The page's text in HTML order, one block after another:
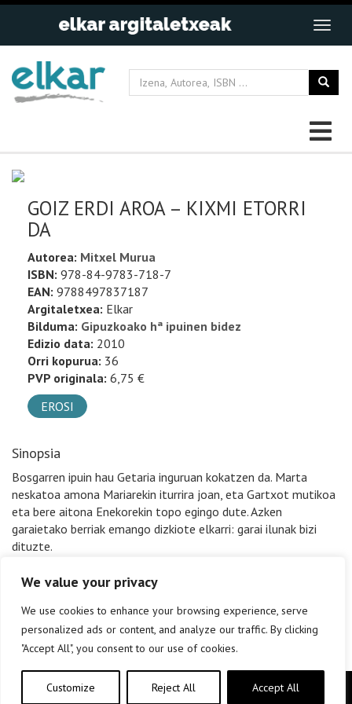
We value your privacy
We use cookies to enhance your browsing experience, serve
personalized ads or content, and analyze our traffic. By clicking
"Accept All", you consent to our use of cookies.
Customize Reject All Accept All
GOIZ ERDI AROA – KIXMI ETORRI
DA
Autorea: Mitxel Murua
ISBN: 978-84-9783-718-7
EAN: 9788497837187
Argitaletxea: Elkar
Bilduma: Gipuzkoako hª ipuinen bidez
Edizio data: 2010
Orri kopurua: 36
PVP originala: 6,75 €
EROSI
Sinopsia
Bosgarren ipuin hau Getaria inguruan kokatzen da. Marta
neskatoa amona Mariarekin iturrira joan, eta Gartxot mutikoa
eta bere aitona Enekorekin topo egingo dute. Azken
garaietako berriak emango dizkiote elkarri: garai ilunak bizi
dituzte.
Copyright © elkar Argitaletxeak 2019